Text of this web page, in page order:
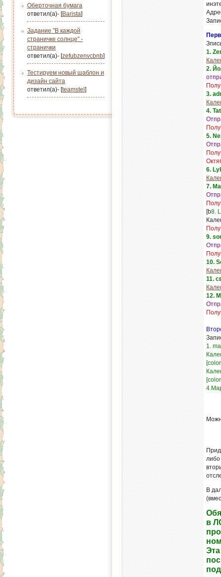
Оберточная бумага
ответил(а)- [Barista]
Задание "В каждой
страничке солнце" -
странички
ответил(а)- [zefubzenvcbnb]
Тестируем новый шаблон и
дизайн сайта
ответил(а)- [teamstel ]
1.
2.
3.
4.
5.
6.
7.
[b8.
9.
10.
11.
12.
1.
либо
В
в